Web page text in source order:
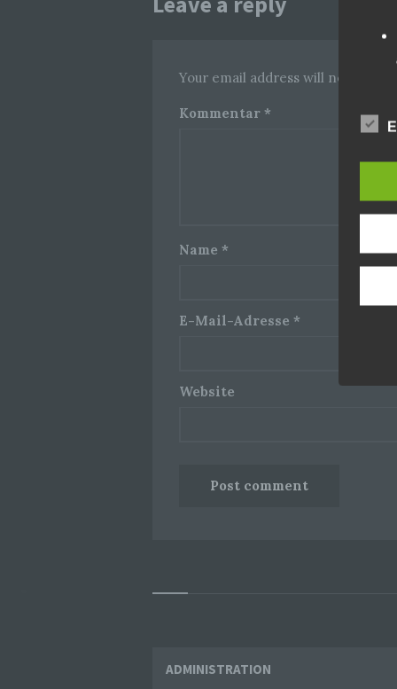
Your email address will not be
Kommentar *
Name *
E-Mail-Adresse *
Website
Widgets
ADMINISTRATION